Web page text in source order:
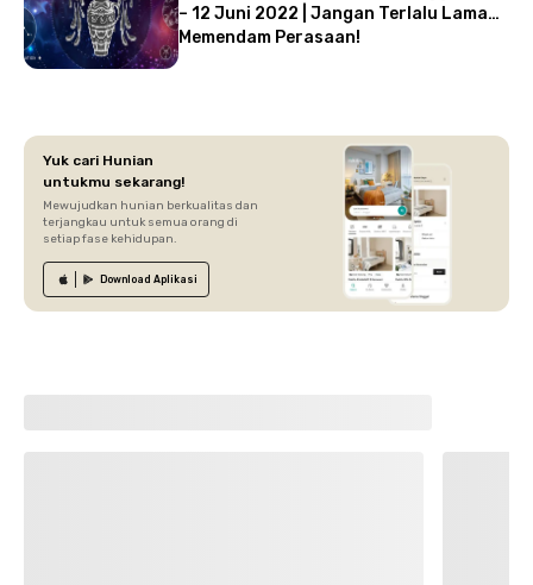
– 12 Juni 2022 | Jangan Terlalu Lama
Memendam Perasaan!
Yuk cari Hunian
untukmu sekarang!
Mewujudkan hunian berkualitas dan
terjangkau untuk semua orang di
setiap fase kehidupan.
Download Aplikasi